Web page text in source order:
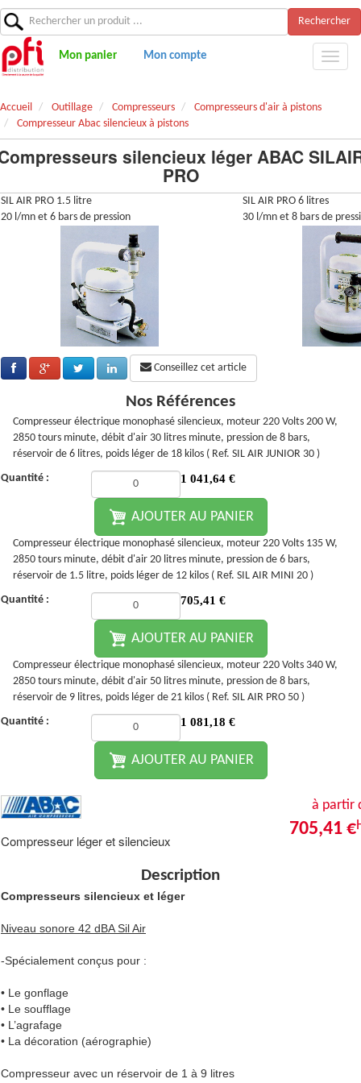
Rechercher
Mon panier Mon compte
Accueil Outillage Compresseurs
Compresseurs d'air à pistons
Compresseur Abac silencieux à pistons
silencieux léger ABAC
PRO
SIL AIR PRO 1.5 litre
20 l/mn et 6 bars de pression
SIL AIR PRO 6 litres
30 l/mn et 8 bars de
Conseillez cet article
Nos Références
Compresseur électrique monophasé silencieux, moteur 220 Volts 200 W,
2850 tours minute, débit d'air 30 litres minute, pression de 8 bars,
réservoir de 6 litres, poids léger de 18 kilos ( Ref. SIL AIR JUNIOR 30 )
Quantité :
1 041,64 €
AJOUTER AU PANIER
Compresseur électrique monophasé silencieux, moteur 220 Volts 135 W,
2850 tours minute, débit d'air 20 litres minute, pression de 6 bars,
réservoir de 1.5 litre, poids léger de 12 kilos ( Ref. SIL AIR MINI 20 )
Quantité :
705,41 €
AJOUTER AU PANIER
Compresseur électrique monophasé silencieux, moteur 220 Volts 340 W,
2850 tours minute, débit d'air 50 litres minute, pression de 8 bars,
réservoir de 9 litres, poids léger de 21 kilos ( Ref. SIL AIR PRO 50 )
Quantité :
1 081,18 €
AJOUTER AU PANIER
à partir
705,41 €
Compresseur léger et silencieux
Description
Compresseurs silencieux et léger
Niveau sonore 42 dBA Sil Air
-Spécialement conçus pour :
• Le gonflage
• Le soufflage
• L’agrafage
• La décoration (aérographie)
Compresseur avec un réservoir de 1 à 9 litres